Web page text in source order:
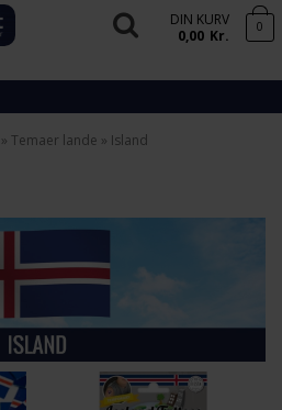
DIN KURV
0,00 Kr. 0
» Temaer lande » Island